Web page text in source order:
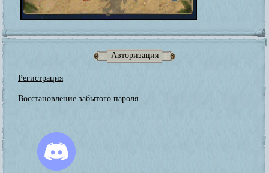
Авторизация
Регистрация
Восстановление забытого пароля